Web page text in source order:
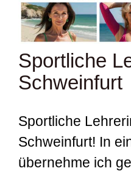
Sportliche
Schweinfurt
Sportliche
Schweinfurt! In
übernehme ich